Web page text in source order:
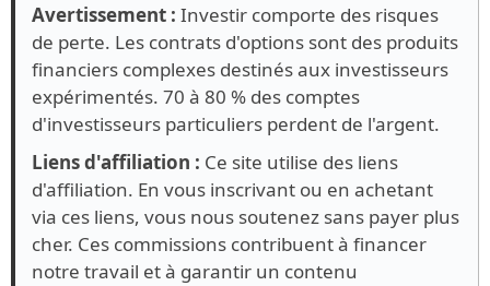
Avertissement : Investir comporte des risques
de perte. Les contrats d'options sont des produits
financiers complexes destinés aux investisseurs
expérimentés. 70 à 80 % des comptes
d'investisseurs particuliers perdent de l'argent.
Liens d'affiliation : Ce site utilise des liens
d'affiliation. En vous inscrivant ou en achetant
via ces liens, vous nous soutenez sans payer plus
cher. Ces commissions contribuent à financer
notre travail et à garantir un contenu